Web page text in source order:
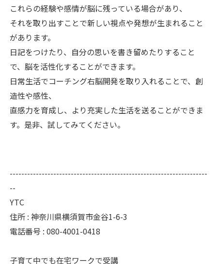
これらの経験や感情が脳に残っている場合があり、
それを取り出すことで新しい視点や発想が生まれること
があります。
日記をつけたり、自分の思いを書き留めたりすること
で、脳を活性化することができます。
日常生活でコーチング右脳開発を取り入れることで、創
造性や感性、
直感力を育成し、より充実した生活を送ることができま
す。是非、試してみてください。
--------------------------------------------------------------------
--
YTC
住所 : 神奈川県横須賀市金谷1-6-3
電話番号 : 080-4001-0418
子育て中でも在宅ワークで受講